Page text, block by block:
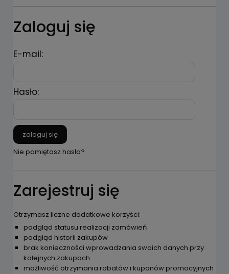
Zaloguj się
E-mail:
Hasło:
zaloguj się
Nie pamiętasz hasła?
Zarejestruj się
Otrzymasz liczne dodatkowe korzyści:
podgląd statusu realizacji zamówień
podgląd historii zakupów
brak konieczności wprowadzania swoich danych przy
kolejnych zakupach
możliwość otrzymania rabatów i kuponów promocyjnych